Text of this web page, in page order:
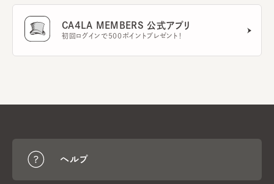
CA4LA MEMBERS 公式アプリ
初回ログインで500ポイントプレゼント！
ヘルプ